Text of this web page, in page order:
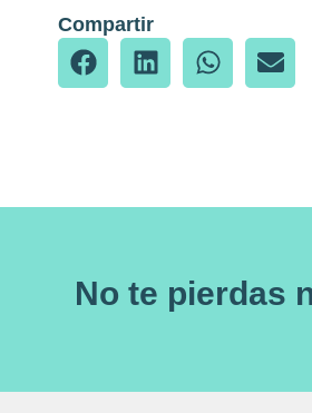
Compartir
No te pierdas